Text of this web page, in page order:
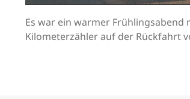
Es war ein warmer Frühlingsabend
Kilometerzähler auf der Rückfahrt